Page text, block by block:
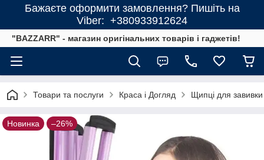
Бажаєте оформити замовлення? Пишіть на
Viber: +380933912624
"BAZZARR" - магазин оригінальних товарів і гаджетів!
Товари та послуги Краса і Догляд Щипці для
Новинка –26%